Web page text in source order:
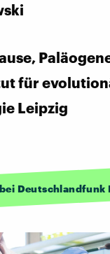
für
Leipzig
Deutschlandfunk